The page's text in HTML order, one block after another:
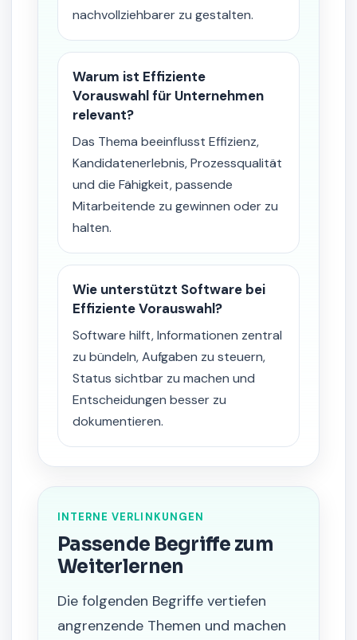
nachvollziehbarer zu gestalten.
Warum ist Effiziente
Vorauswahl für Unternehmen
relevant?
Das Thema beeinflusst Effizienz,
Kandidatenerlebnis, Prozessqualität
und die Fähigkeit, passende
Mitarbeitende zu gewinnen oder zu
halten.
Wie unterstützt Software bei
Effiziente Vorauswahl?
Software hilft, Informationen zentral
zu bündeln, Aufgaben zu steuern,
Status sichtbar zu machen und
Entscheidungen besser zu
dokumentieren.
INTERNE VERLINKUNGEN
Passende Begriffe zum
Weiterlernen
Die folgenden Begriffe vertiefen
angrenzende Themen und machen